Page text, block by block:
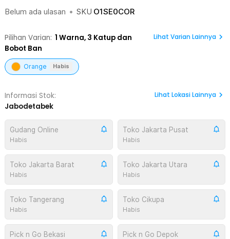
Belum ada ulasan • SKU O1SE0COR
Pilihan Varian: 1 Warna, 3 Katup dan
Bobot Ban
Lihat Varian Lainnya
Orange Habis
Informasi Stok:
Jabodetabek
Lihat Lokasi Lainnya
Gudang Online
Habis
Toko Jakarta Pusat
Habis
Toko Jakarta Barat
Habis
Toko Jakarta Utara
Habis
Toko Tangerang
Habis
Toko Cikupa
Habis
Pick n Go Bekasi Pick n Go Depok